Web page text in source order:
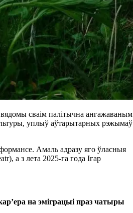
сваім палітычна ангажаваным
уплыў аўтарытарных рэжымаў
Амаль адразу яго ўласныя
а з лета 2025-га года Ігар
на эміграцыі праз чатыры